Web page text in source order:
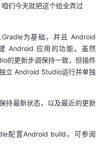
们今天就把这个给全弄过
为基础，并且 Android
Android 应用的功能。虽然
的更新步调保持一致，但插件
立 Android Studio运行并单独
最新状态，以及最近的更新
置Android build，可参阅